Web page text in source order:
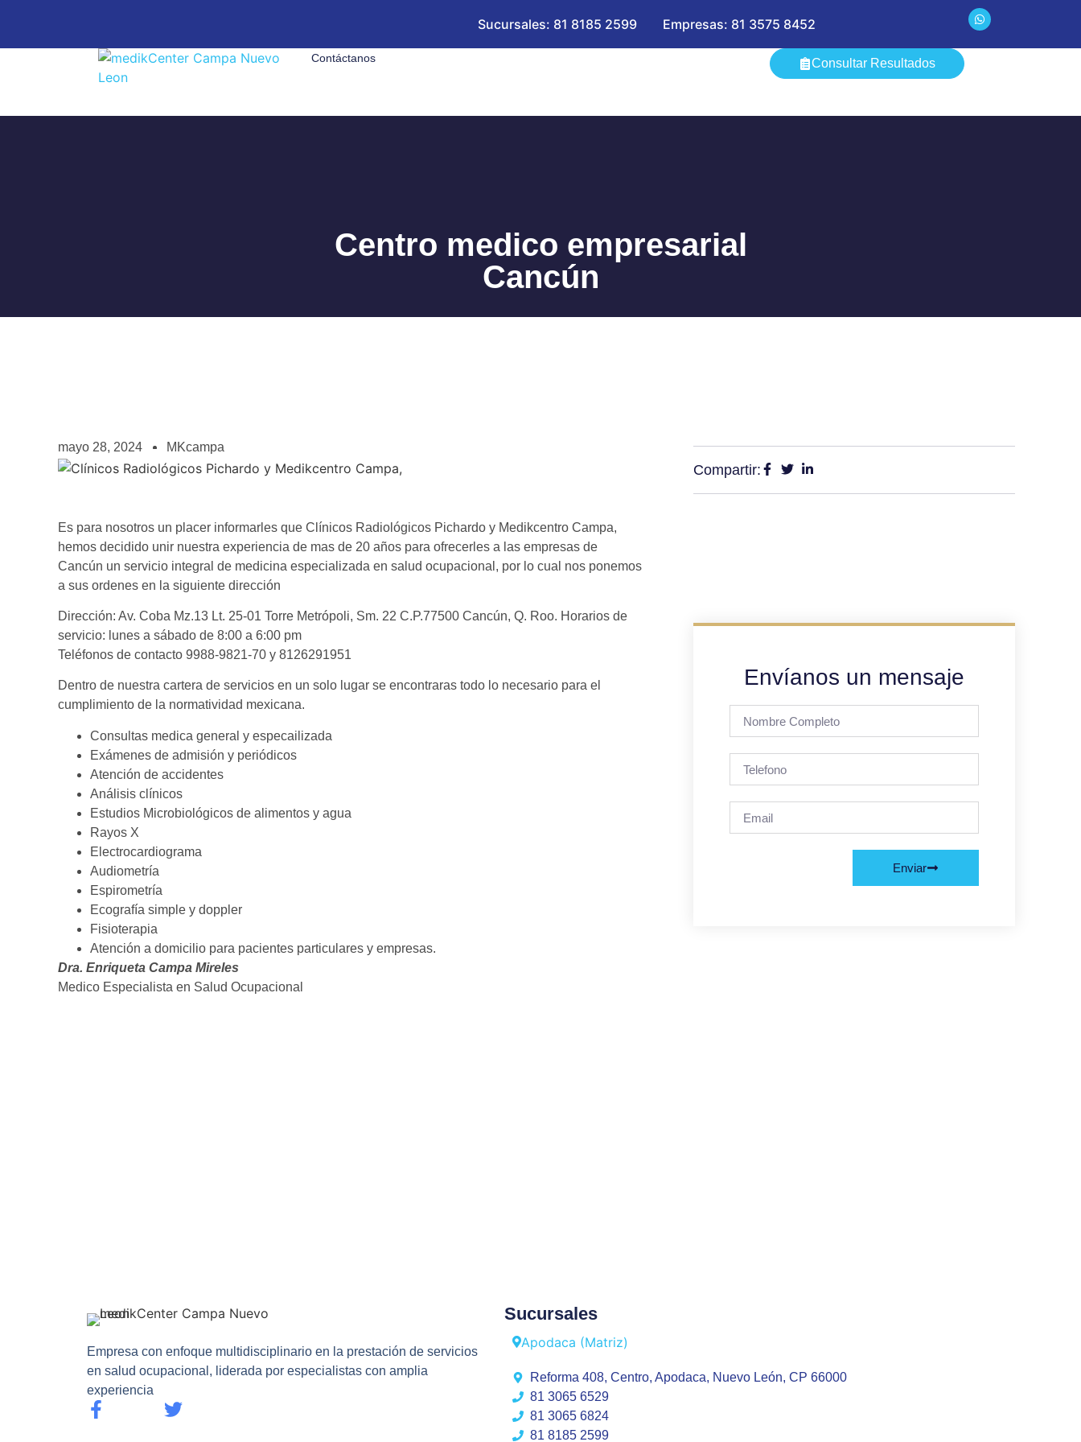
Sucursales: 81 8185 2599 Empresas: 81 3575 8452
Contáctanos Consultar Resultados
Centro medico empresarial
Cancún
mayo 28, 2024 MKcampa
Es para nosotros un placer informarles que Clínicos Radiológicos Pichardo y Medikcentro Campa,
hemos decidido unir nuestra experiencia de mas de 20 años para ofrecerles a las empresas de
Cancún un servicio integral de medicina especializada en salud ocupacional, por lo cual nos ponemos
a sus ordenes en la siguiente dirección
Dirección: Av. Coba Mz.13 Lt. 25-01 Torre Metrópoli, Sm. 22 C.P.77500 Cancún, Q. Roo. Horarios de
servicio: lunes a sábado de 8:00 a 6:00 pm
Teléfonos de contacto 9988-9821-70 y 8126291951
Dentro de nuestra cartera de servicios en un solo lugar se encontraras todo lo necesario para el
cumplimiento de la normatividad mexicana.
Consultas medica general y especailizada
Exámenes de admisión y periódicos
Atención de accidentes
Análisis clínicos
Estudios Microbiológicos de alimentos y agua
Rayos X
Electrocardiograma
Audiometría
Espirometría
Ecografía simple y doppler
Fisioterapia
Atención a domicilio para pacientes particulares y empresas.
Dra. Enriqueta Campa Mireles
Medico Especialista en Salud Ocupacional
Compartir:
Envíanos un mensaje
Enviar
Empresa con enfoque multidisciplinario en la prestación de servicios
en salud ocupacional, liderada por especialistas con amplia
experiencia
Sucursales
Apodaca (Matriz)
Reforma 408, Centro, Apodaca, Nuevo León, CP 66000
81 3065 6529
81 3065 6824
81 8185 2599